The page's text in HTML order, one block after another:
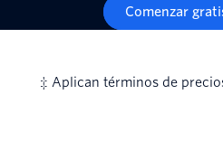
Comenzar
‡ Aplican términos de